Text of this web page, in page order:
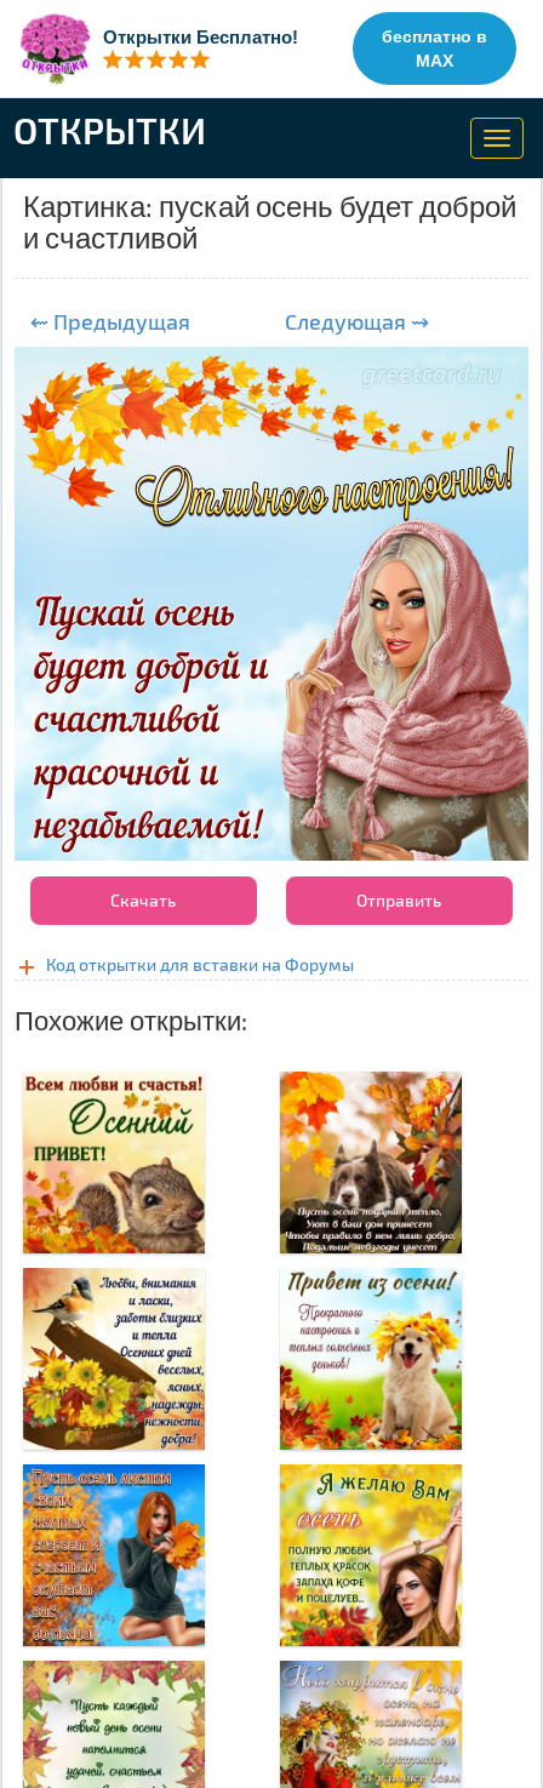
Открытки Бесплатно!
бесплатно в
MAX
ОТКРЫТКИ
Картинка: пускай осень будет доброй
и счастливой
⇜ Предыдущая Следующая ⇝
Скачать Отправить
Код открытки для вставки на Форумы
Похожие открытки: